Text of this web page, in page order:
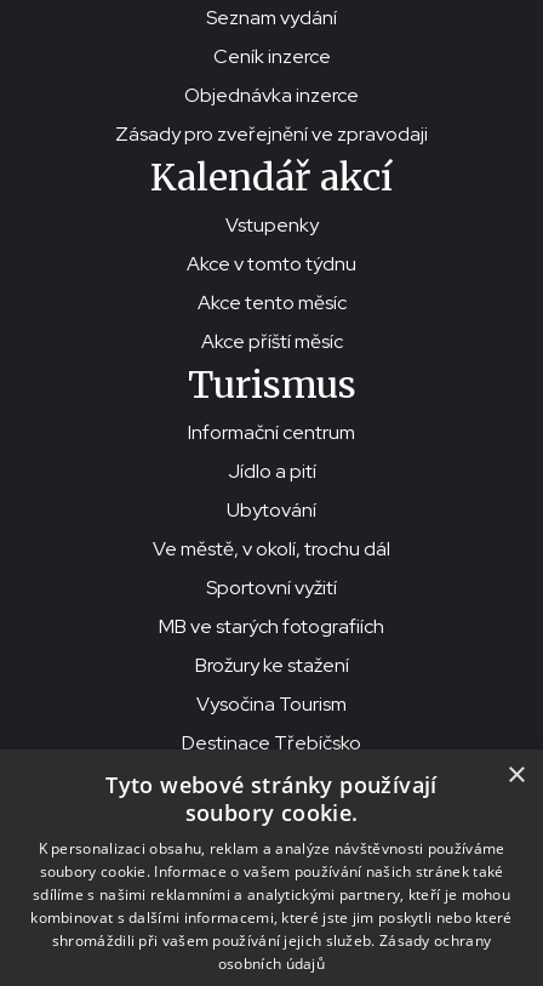
Seznam vydání
Ceník inzerce
Objednávka inzerce
Zásady pro zveřejnění ve zpravodaji
Kalendář akcí
Vstupenky
Akce v tomto týdnu
Akce tento měsíc
Akce příští měsíc
Turismus
Informační centrum
Jídlo a pití
Ubytování
Ve městě, v okolí, trochu dál
Sportovní vyžití
MB ve starých fotografiích
Brožury ke stažení
Vysočina Tourism
Destinace Třebíčsko
© 2026MKS Beseda Mor. Budějovice
MKS Beseda, příspěvková organizace, Purcnerova 62, 676 02
Moravské Budějovice
IČO: 00091758, DIČ: CZ00091758, ID datové schránky: chjn2kd
×
Tyto webové stránky používají
soubory cookie.
K personalizaci obsahu, reklam a analýze návštěvnosti používáme
soubory cookie. Informace o vašem používání našich stránek také
sdílíme s našimi reklamními a analytickými partnery, kteří je mohou
kombinovat s dalšími informacemi, které jste jim poskytli nebo které
shromáždili při vašem používání jejich služeb. Zásady ochrany
osobních údajů